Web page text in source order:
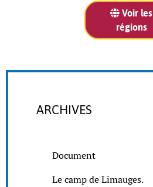
Voir les
régions
ARCHIVES
Document
Le camp de Limauges.